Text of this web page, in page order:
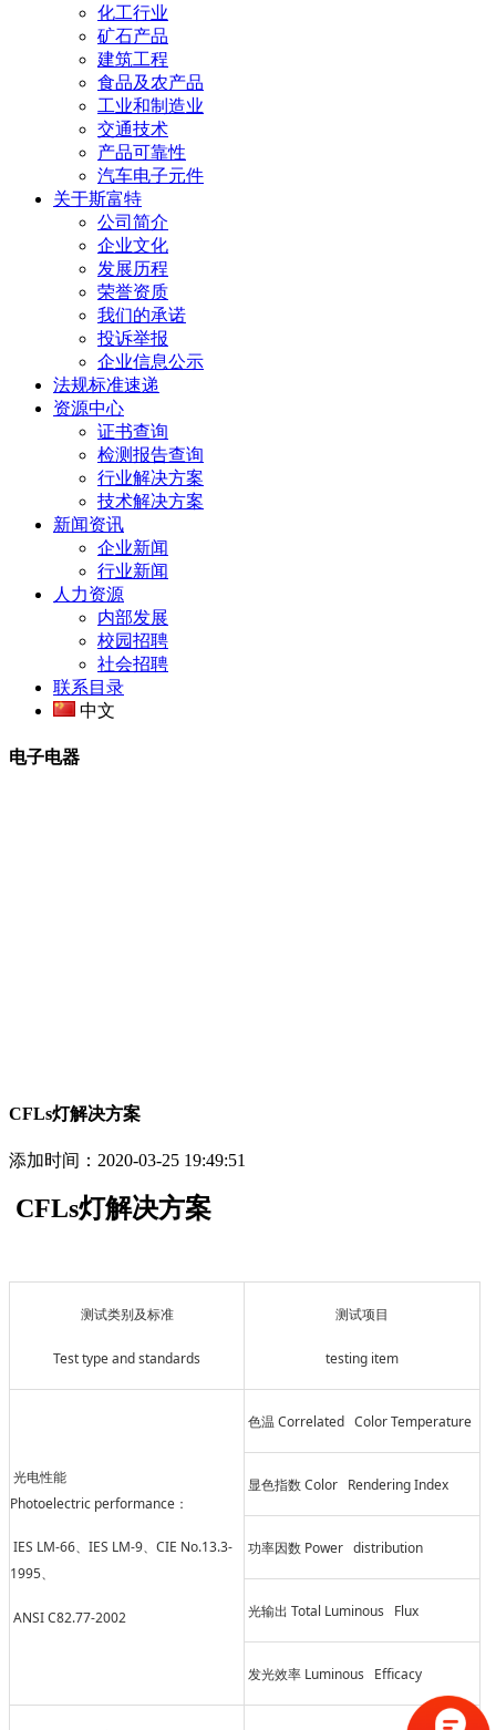
化工行业
矿石产品
建筑工程
食品及农产品
工业和制造业
交通技术
产品可靠性
汽车电子元件
关于斯富特
公司简介
企业文化
发展历程
荣誉资质
我们的承诺
投诉举报
企业信息公示
法规标准速递
资源中心
证书查询
检测报告查询
行业解决方案
技术解决方案
新闻资讯
企业新闻
行业新闻
人力资源
内部发展
校园招聘
社会招聘
联系目录
中文
电子电器
CFLs灯解决方案
添加时间： 2020-03-25 19:49:51
CFLs灯解决方案
测试类别及标准
Test type and standards
测试项目
testing item
光电性能
Photoelectric performance ：
IES LM-66 IES LM-9
CIE No.13.3-
1995
ANSI C82.77-2002
色温 Correlated Color Temperature
显色指数 Color Rendering Index
功率因数 Power distribution
光输出 Total Luminous Flux
发光效率 Luminous Efficacy